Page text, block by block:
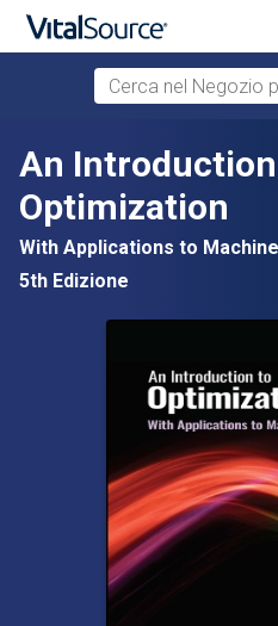
Passa al contenuto principale
Cerca nel Negozio
An
Optimization
With Applications to
5th Edizione